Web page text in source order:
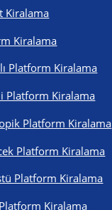
Kiralama
Kiralama
Platform Kiralama
Platform Kiralama
Platform Kiralama
Platform Kiralama
Platform Kiralama
Kiralama